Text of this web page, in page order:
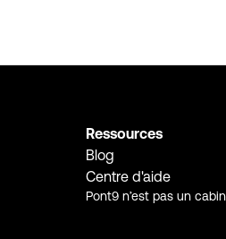
Ressources
Blog
Centre d'aide
Pont9 n’est pas un